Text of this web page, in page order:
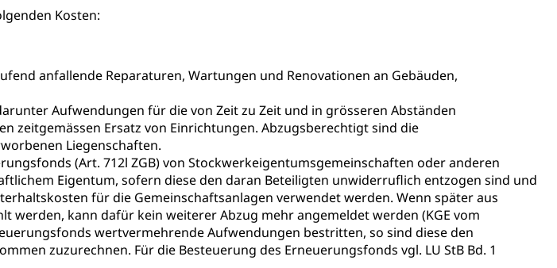
Kosten:
anfallende Reparaturen, Wartungen und Renovationen an Gebäuden,
Aufwendungen für die von Zeit zu Zeit und in grösseren Abständen
zeitgemässen Ersatz von Einrichtungen. Abzugsberechtigt sind die
Liegenschaften.
(Art. 712l ZGB) von Stockwerkeigentumsgemeinschaften oder anderen
Eigentum, sofern diese den daran Beteiligten unwiderruflich entzogen sind und
für die Gemeinschaftsanlagen verwendet werden. Wenn später aus
werden, kann dafür kein weiterer Abzug mehr angemeldet werden (KGE vom
wertvermehrende Aufwendungen bestritten, so sind diese den
zuzurechnen. Für die Besteuerung des Erneuerungsfonds vgl. LU StB Bd. 1
Kosten im Zivilprozess
Betreibungsverfahren Konkursämter
Abstimmungen, Wahlen, politische Parteien, Grundfreiheiten, Pluralismus
Personalsteuer, Haushaltssteuer, Vermögenssteuer, Verrechnungssteuer, Quellensteuer,
Handänderungssteuer, Grundsteuer, Kirchensteuer, Gewerbesteuer, Vergnügungssteuer,
Schenkungssteuer, Gewinn- und Kapitalsteuer